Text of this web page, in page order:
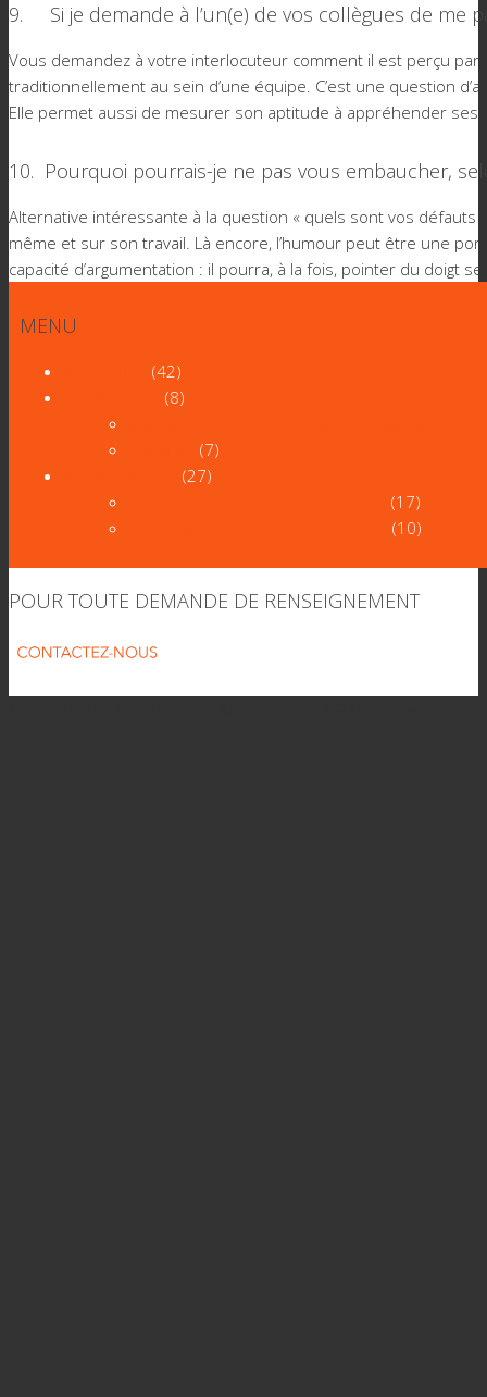
9. Si je demande à l’un(e) de vos collègues de me
Vous demandez à votre interlocuteur comment il est perçu par
traditionnellement au sein d’une équipe. C’est une question
Elle permet aussi de mesurer son aptitude à appréhender
10. Pourquoi pourrais-je ne pas vous embaucher,
Alternative intéressante à la question « quels sont vos défauts
même et sur son travail. Là encore, l’humour peut être une
capacité d’argumentation : il pourra, à la fois, pointer du doigt
MENU
(42)
(8)
(7)
(27)
(17)
(10)
POUR TOUTE DEMANDE DE RENSEIGNEMENT